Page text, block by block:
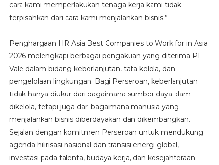
cara kami memperlakukan tenaga kerja kami tidak
terpisahkan dari cara kami menjalankan bisnis.”
Penghargaan HR Asia Best Companies to Work for in Asia
2026 melengkapi berbagai pengakuan yang diterima PT
Vale dalam bidang keberlanjutan, tata kelola, dan
pengelolaan lingkungan. Bagi Perseroan, keberlanjutan
tidak hanya diukur dari bagaimana sumber daya alam
dikelola, tetapi juga dari bagaimana manusia yang
menjalankan bisnis diberdayakan dan dikembangkan.
Sejalan dengan komitmen Perseroan untuk mendukung
agenda hilirisasi nasional dan transisi energi global,
investasi pada talenta, budaya kerja, dan kesejahteraan